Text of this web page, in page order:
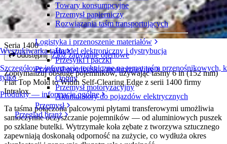
Wyszukiwarka taśm
Szczegółowe informacje techniczne na temat taśm przenośnikowych,
tylko
Produkty — informacje ogólne
Towary konsumpcyjne
Przemysł papierniczy
Rozwiązania taśm transportujących
Logistyka i przenoszenie materiałów
Handel elektroniczny i dystrybucja
Przesyłki i paczki
Przemysł oponiarski i motoryzacyjny
Opony
Przemysł motoryzacyjny
Akumulatory do pojazdów elektrycznych
Przemysł
Przegląd branż
6 in (152 mm) Flat Top Mold to Width
Self-Clearing Edge
Seria 1400
Udostępnij Złóż zapytanie ofertowe
Zoptymalizuj obsługę pojemników, używając taśmy 6 in (152 mm)
Flat Top Mold to Width Self-Clearing Edge z serii 1400 firmy
Intralox.
Ta taśma połączona palcowymi płytami transferowymi umożliwia
samoczynne oczyszczanie pojemników — od aluminiowych puszek
po szklane butelki. Wytrzymałe koła zębate z tworzywa sztucznego
zapewniają doskonałą odporność na zużycie, co wydłuża okres